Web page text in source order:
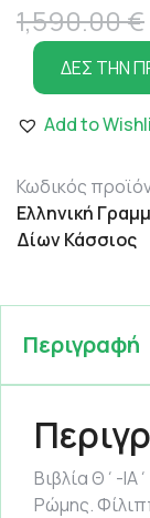
1,590.00€
ΔΕΣ ΤΗΝ
Add to
Κωδικός
Ελληνική
Δίων Κάσσιος
Περιγραφή
Βιβλία Θ΄-
Ρώμης.